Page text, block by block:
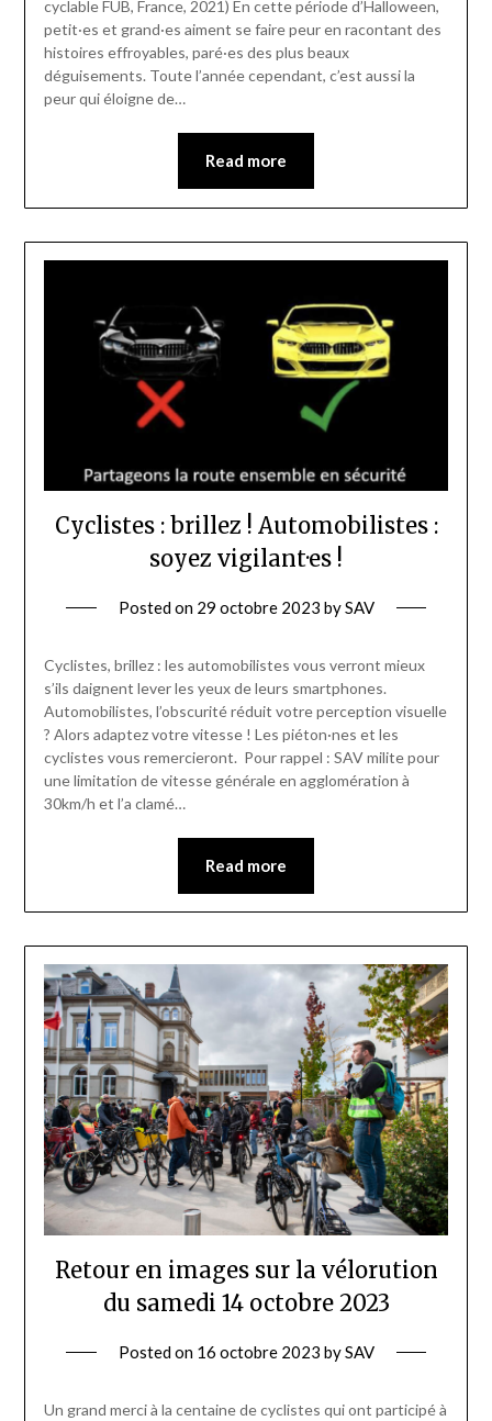
cyclable FUB, France, 2021) En cette période d’Halloween,
petit·es et grand·es aiment se faire peur en racontant des
histoires effroyables, paré·es des plus beaux
déguisements. Toute l’année cependant, c’est aussi la
peur qui éloigne de…
Read more
Cyclistes : brillez ! Automobilistes :
soyez vigilant·es !
Posted on 29 octobre 2023 bySAV
Cyclistes, brillez : les automobilistes vous verront mieux
s’ils daignent lever les yeux de leurs smartphones.
Automobilistes, l’obscurité réduit votre perception visuelle
? Alors adaptez votre vitesse ! Les piéton·nes et les
cyclistes vous remercieront. Pour rappel : SAV milite pour
une limitation de vitesse générale en agglomération à
30km/h et l’a clamé…
Read more
Retour en images sur la vélorution
du samedi 14 octobre 2023
Posted on 16 octobre 2023 bySAV
Un grand merci à la centaine de cyclistes qui ont participé à